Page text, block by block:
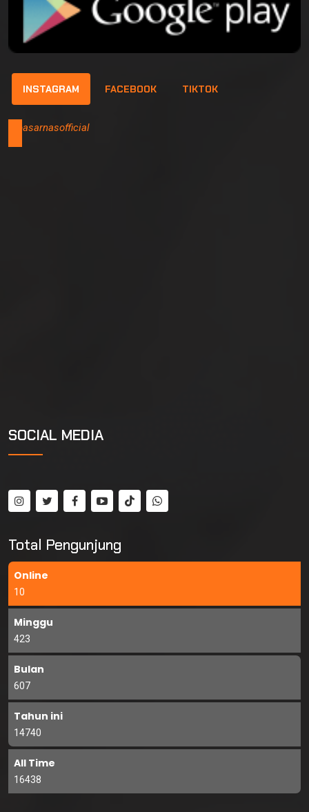
INSTAGRAM FACEBOOK TIKTOK
@basarnasofficial
SOCIAL MEDIA
Total Pengunjung
Online
10
Minggu
423
Bulan
607
Tahun ini
14740
All Time
16438